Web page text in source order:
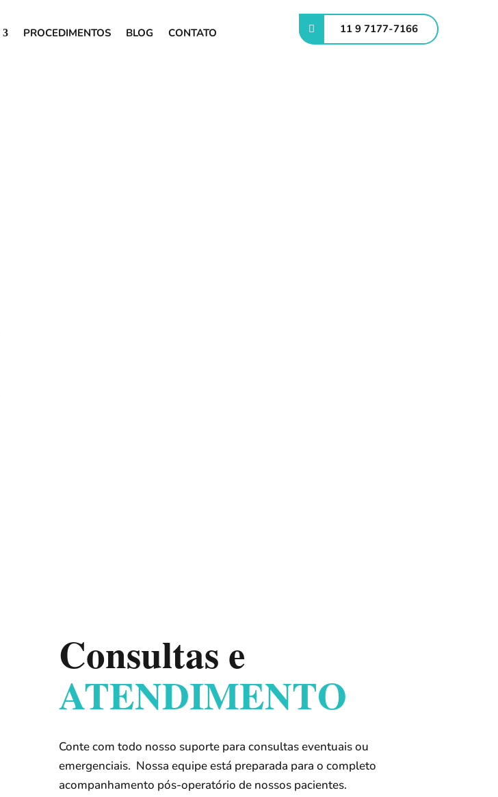
PROCEDIMENTOS BLOG CONTATO 11 9 7177-7166
Consultas e
ATENDIMENTO
Conte com todo nosso suporte para consultas eventuais ou
emergenciais. Nossa equipe está preparada para o completo
acompanhamento pós-operatório de nossos pacientes.